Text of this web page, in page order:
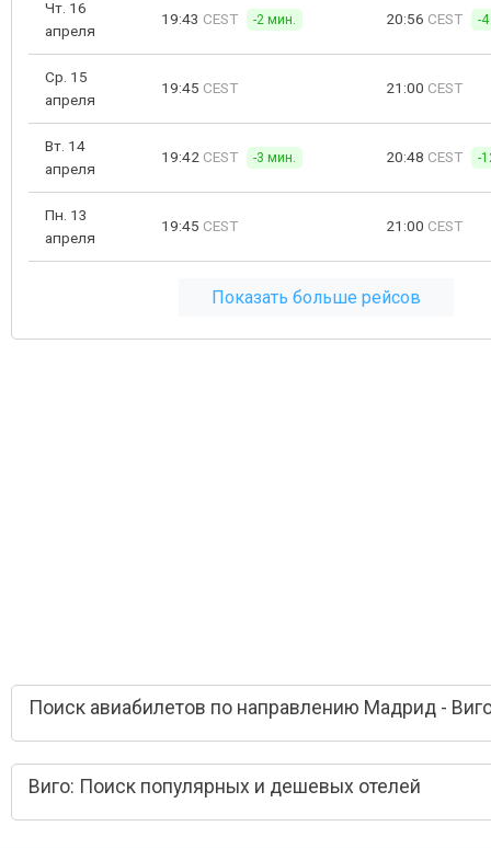
Чт. 16
апреля
19:43 CEST -2 мин. 20:56 CEST -
Ср. 15
апреля
19:45 CEST 21:00 CEST
Вт. 14
апреля
19:42 CEST -3 мин. 20:48 CEST -
Пн. 13
апреля
19:45 CEST 21:00 CEST
Показать больше рейсов
Поиск авиабилетов по направлению Мадрид -
Виго: Поиск популярных и дешевых отелей